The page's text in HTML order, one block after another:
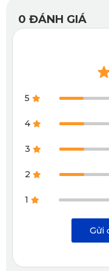
Được làm từ chất liệu
sàn ô tô tải Thaco
trội giúp cho không
dưới trời nóng gắt.
chứng nhận SGS
0 ĐÁNH GIÁ
5
4
3
2
1
Gửi